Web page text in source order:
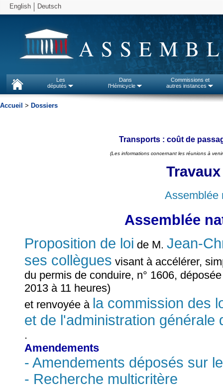
English Deutsch
Les
députés
Dans
l'Hémicycle
Commissions et
autres instances
Accueil > Dossiers
Transports : coût de
(Les informations concernant les réunions à
Assemblée
Assemblée
Proposition de loi de M. Jean-
ses collègues visant à accélérer,
du permis de conduire, n° 1606,
2013 à 11 heures)
et renvoyée à la commission des
et de l'administration générale
.
Amendements
- Amendements déposés sur
- Recherche multicritère